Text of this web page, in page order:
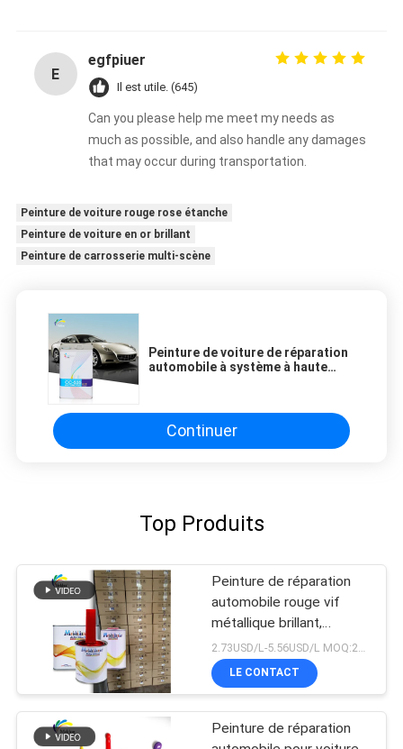
E
egfpiuer
Il est utile. (645)
Can you please help me meet my needs as
much as possible, and also handle any damages
that may occur during transportation.
Peinture de voiture rouge rose étanche
Peinture de voiture en or brillant
Peinture de carrosserie multi-scène
Peinture de voiture de réparation
automobile à système à haute
Continuer
Top Produits
Peinture de réparation
automobile rouge vif
métallique brillant,
assortiment de couleurs
de qualité usine d'origine
2.73USD/L-5.56USD/L MOQ:200L
LE CONTACT
Peinture de réparation